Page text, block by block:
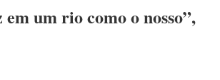
um rio como o nosso”,